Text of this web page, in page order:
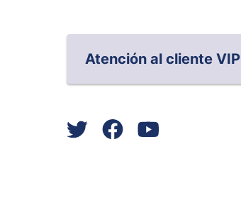
Atención al cliente VIP